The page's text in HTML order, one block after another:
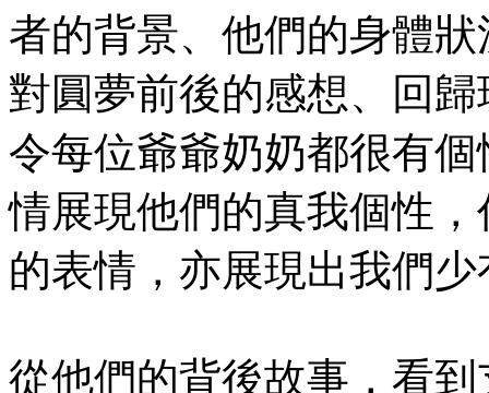
者的背景、他們的身體
對圓夢前後的感想、回
令每位爺爺奶奶都很有
情展現他們的真我個性
的表情，亦展現出我們
從他們的背後故事，看